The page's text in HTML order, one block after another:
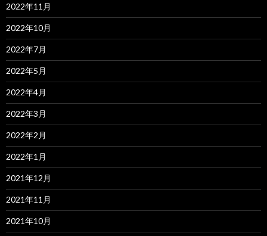
2022年11月
2022年10月
2022年7月
2022年5月
2022年4月
2022年3月
2022年2月
2022年1月
2021年12月
2021年11月
2021年10月